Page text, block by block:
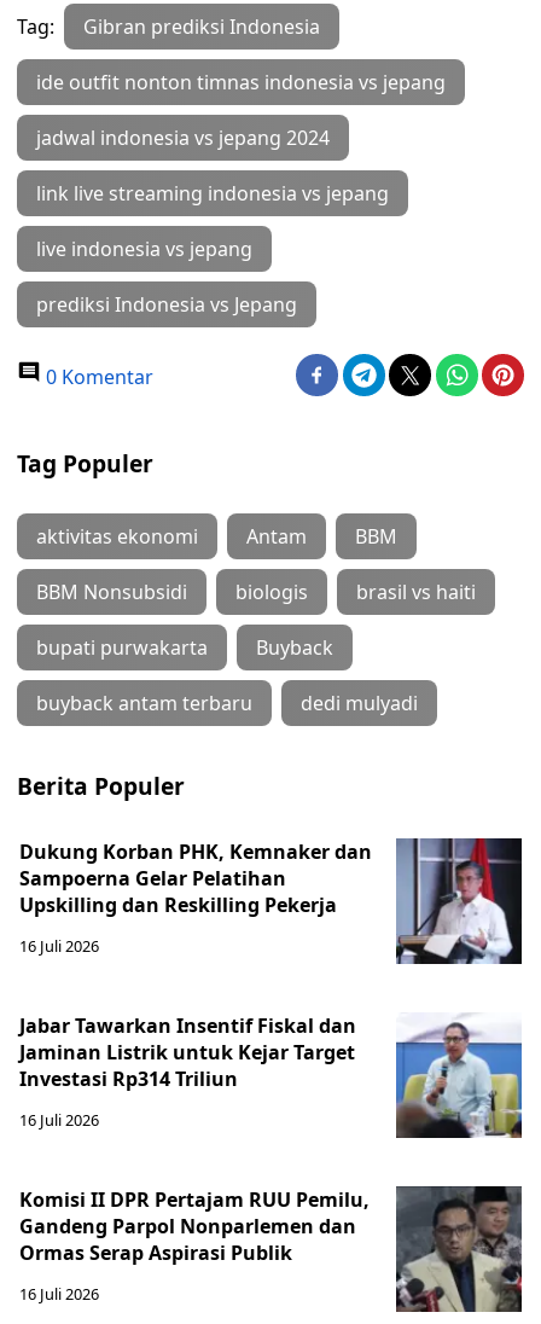
Tag: Gibran prediksi Indonesia
ide outfit nonton timnas indonesia vs jepang
jadwal indonesia vs jepang 2024
link live streaming indonesia vs jepang
live indonesia vs jepang
prediksi Indonesia vs Jepang
0 Komentar
Tag Populer
aktivitas ekonomi Antam BBM
BBM Nonsubsidi biologis brasil vs haiti
bupati purwakarta Buyback
buyback antam terbaru dedi mulyadi
Berita Populer
Dukung Korban PHK, Kemnaker dan
Sampoerna Gelar Pelatihan
Upskilling dan Reskilling Pekerja
16 Juli 2026
Jabar Tawarkan Insentif Fiskal dan
Jaminan Listrik untuk Kejar Target
Investasi Rp314 Triliun
16 Juli 2026
Komisi II DPR Pertajam RUU Pemilu,
Gandeng Parpol Nonparlemen dan
Ormas Serap Aspirasi Publik
16 Juli 2026